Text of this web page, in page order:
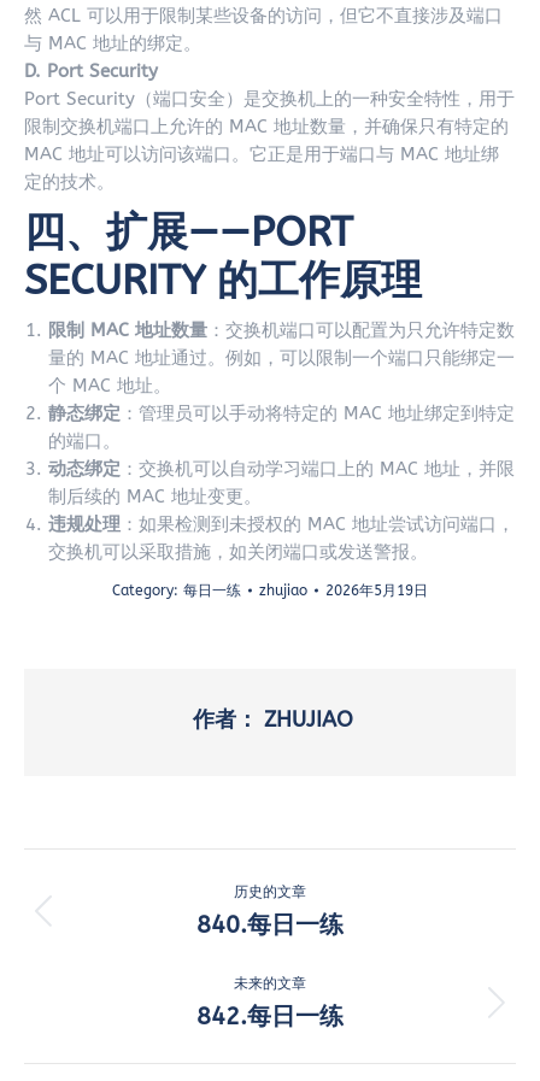
然 ACL 可以用于限制某些设备的访问，但它不直接涉及端口
与 MAC 地址的绑定。
D. Port Security
Port Security（端口安全）是交换机上的一种安全特性，用于
限制交换机端口上允许的 MAC 地址数量，并确保只有特定的
MAC 地址可以访问该端口。它正是用于端口与 MAC 地址绑
定的技术。
四、扩展——PORT
SECURITY 的工作原理
限制 MAC 地址数量 ：交换机端口可以配置为只允许特定数
量的 MAC 地址通过。例如，可以限制一个端口只能绑定一
个 MAC 地址。
静态绑定 ：管理员可以手动将特定的 MAC 地址绑定到特定
的端口。
动态绑定 ：交换机可以自动学习端口上的 MAC 地址，并限
制后续的 MAC 地址变更。
违规处理 ：如果检测到未授权的 MAC 地址尝试访问端口，
交换机可以采取措施，如关闭端口或发送警报。
Category: 每日一练 zhujiao 2026年5月19日
作者： ZHUJIAO
章
历史的文章
历
的
文
章：
840.每日一练
未来的文章
未
的
842.每日一练